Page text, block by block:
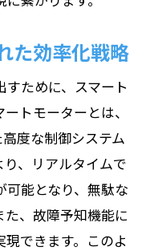
た効率化戦略
ために、スマート
トモーターとは、
度な制御システム
、リアルタイムで
能となり、無駄な
、故障予知機能に
できます。このよ